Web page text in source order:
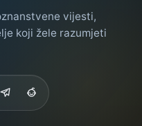
vijesti,
koji žele razumjeti